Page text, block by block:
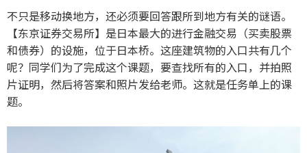
不只是移动换地方，还必须要回答跟所到地方有关的谜语。
【东京证券交易所】是日本最大的进行金融交易（买卖股票
和债券）的设施，位于日本桥。这座建筑物的入口共有几个
呢？同学们为了完成这个课题，要查找所有的入口，并拍照
片证明，然后将答案和照片发给老师。这就是任务单上的课
题。